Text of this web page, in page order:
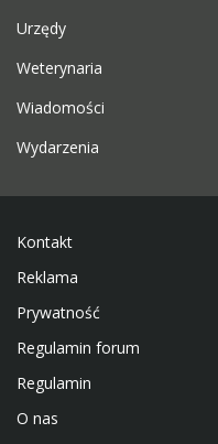
Urzędy
Weterynaria
Wiadomości
Wydarzenia
Kontakt
Reklama
Prywatność
Regulamin forum
Regulamin
O nas